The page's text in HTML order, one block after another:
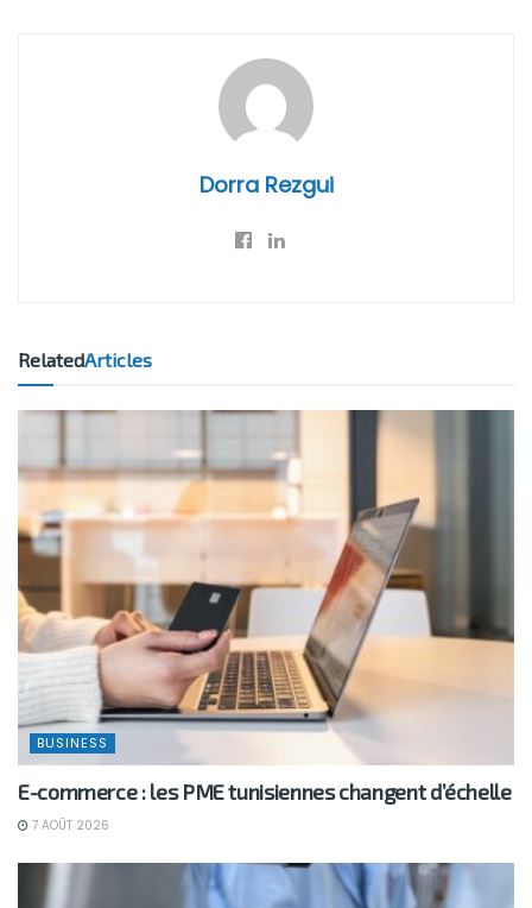
Dorra Rezgui
RelatedArticles
BUSINESS
E-commerce : les PME tunisiennes changent d’échelle
7 AOÛT 2026